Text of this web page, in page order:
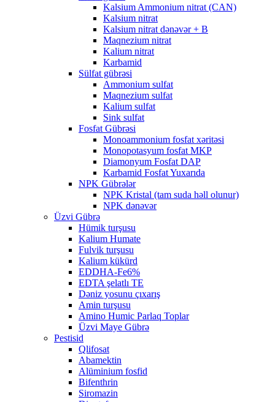
Kalsium Ammonium nitrat (CAN)
Kalsium nitrat
Kalsium nitrat dənəvər + B
Maqnezium nitrat
Kalium nitrat
Karbamid
Sülfat gübrəsi
Ammonium sulfat
Maqnezium sulfat
Kalium sulfat
Sink sulfat
Fosfat Gübrəsi
Monoammonium fosfat xəritəsi
Monopotasyum fosfat MKP
Diamonyum Fosfat DAP
Karbamid Fosfat Yuxarıda
NPK Gübrələr
NPK Kristal (tam suda həll olunur)
NPK dənəvər
Üzvi Gübrə
Hümik turşusu
Kalium Humate
Fulvik turşusu
Kalium kükürd
EDDHA-Fe6%
EDTA şelatlı TE
Dəniz yosunu çıxarış
Amin turşusu
Amino Humic Parlaq Toplar
Üzvi Maye Gübrə
Pestisid
Qlifosat
Abamektin
Alüminium fosfid
Bifenthrin
Siromazin